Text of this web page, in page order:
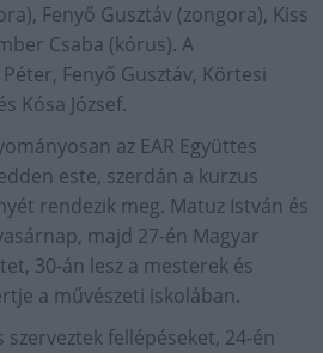
Fenyő Gusztáv (zongora), Kiss
Csaba (kórus). A
Fenyő Gusztáv, Körtesi
Kósa József.
az EAR Együttes
este, szerdán a kurzus
rendezik meg. Matuz István és
majd 27-én Magyar
30-án lesz a mesterek és
a művészeti iskolában.
szerveztek fellépéseket, 24-én